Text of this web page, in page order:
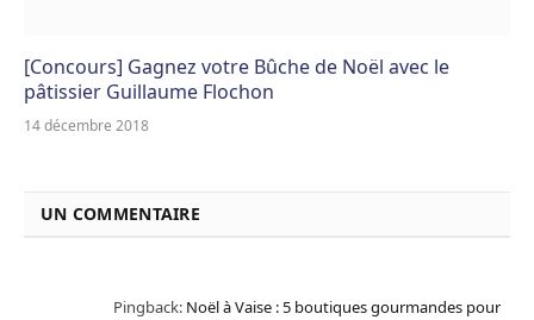
[Concours] Gagnez votre Bûche de Noël avec le
pâtissier Guillaume Flochon
14 décembre 2018
UN COMMENTAIRE
Pingback: Noël à Vaise : 5 boutiques gourmandes pour